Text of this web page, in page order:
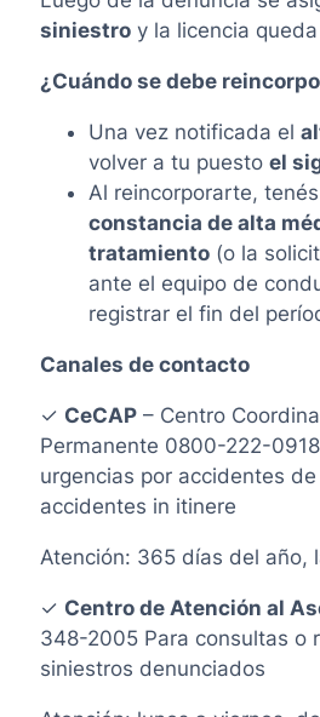
siniestroy la licencia queda
¿Cuándo se debe
Una vez notificada el
volver a tu puesto el
Al reincorporarte,
constancia de alta
tratamiento(o la
ante el equipo de
registrar el fin del
Canales de contacto
✓ CeCAP– Centro
Permanente 0800-222-
urgencias por accidentes
accidentes in itinere
Atención: 365 días del año,
✓ Centro de Atención al
348-2005 Para consultas o
siniestros denunciados